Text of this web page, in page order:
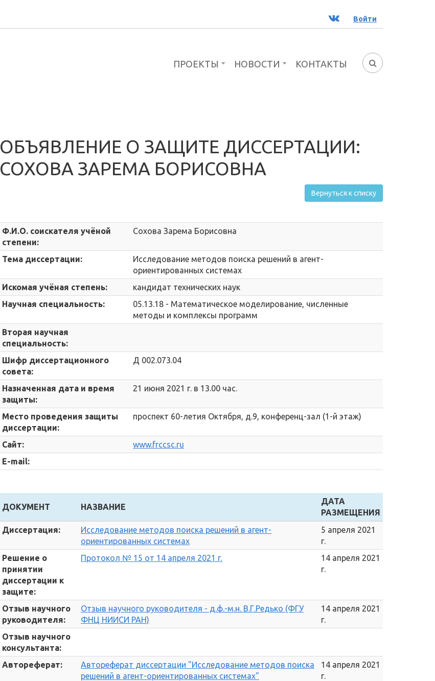
ВК Войти
ФОРМА
ПРОЕКТЫ НОВОСТИ КОНТАКТЫ
ОБЪЯВЛЕНИЕ О ЗАЩИТЕ ДИССЕРТАЦИИ:
СОХОВА ЗАРЕМА БОРИСОВНА
Вернуться к списку
Ф.И.О. соискателя учёной
степени:
Сохова Зарема Борисовна
Тема диссертации:
Исследование методов поиска решений в агент-
ориентированных системах
Искомая учёная степень:
кандидат технических наук
Научная специальность:
05.13.18 - Математическое моделирование, численные
методы и комплексы программ
Вторая научная
специальность:
Шифр диссертационного
совета:
Д 002.073.04
Назначенная дата и время
защиты:
21 июня 2021 г. в 13.00 час.
Место проведения защиты
диссертации:
проспект 60-летия Октября, д.9, конференц-зал (1-й этаж)
Сайт:
www.frccsc.ru
E-mail:
ДОКУМЕНТ НАЗВАНИЕ
ДАТА
РАЗМЕЩЕНИЯ
Диссертация:
Исследование методов поиска решений в агент-
ориентированных системах
5 апреля 2021
г.
Решение о
принятии
диссертации к
защите:
Протокол № 15 от 14 апреля 2021 г.
14 апреля 2021
г.
Отзыв научного
руководителя:
Отзыв научного руководителя - д.ф.-м.н. В.Г.Редько (ФГУ
ФНЦ НИИСИ РАН)
14 апреля 2021
г.
Отзыв научного
консультанта:
Автореферат:
Автореферат диссертации "Исследование методов поиска
решений в агент-ориентированных системах"
14 апреля 2021
г.